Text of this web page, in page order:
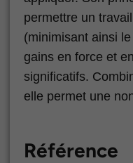
permettre un
(minimisant ainsi
gains en force et
significatifs.
elle permet une
Référence